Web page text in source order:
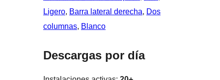
Ligero, Barra lateral derecha, Dos
columnas, Blanco
Descargas por día